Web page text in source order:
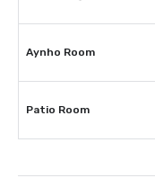
Aynho Room
Patio Room